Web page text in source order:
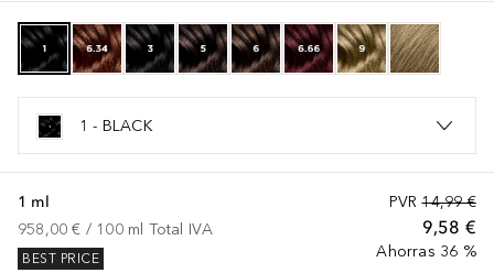
1 - BLACK
PVR 14,99 €
9,58 €
Ahorras 36 %
1 ml
958,00 € / 100 ml Total IVA
BEST PRICE